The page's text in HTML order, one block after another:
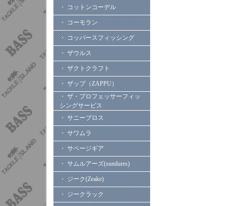
・ コットンコーデル
・ コーモラン
・ コッパースフィッシング
・ ザウルス
・ ザクトクラフト
・ ザップ（ZAPPU）
・ ザ・プロフェッサーフィッ
シングサービス
・ サニーブロス
・ サワムラ
・ サベージギア
・ サムルアーズ(sumlures)
・ ジーク(Zeake)
・ ジークラック